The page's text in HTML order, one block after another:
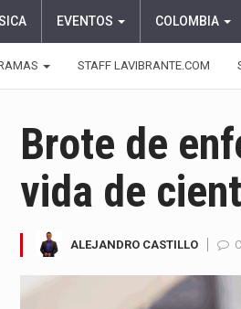
EVENTOS COLOMBIA
STAFF LAVIBRANTE.COM
Brote de
vida de
ALEJANDRO CASTILLO